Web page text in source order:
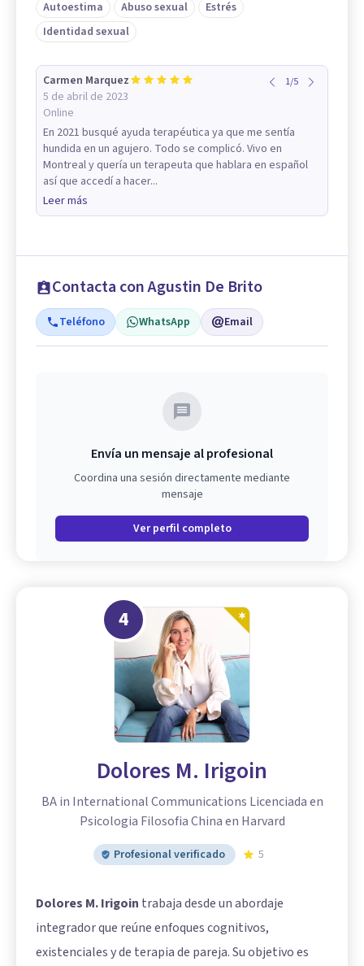
Autoestima
Abuso sexual
Estrés
Identidad sexual
Carmen Marquez
5 de abril de 2023
Online
1/5
En 2021 busqué ayuda terapéutica ya que me sentía
hundida en un agujero. Todo se complicó. Vivo en
Montreal y quería un terapeuta que hablara en español
así que accedí a hacer...
Leer más
Contacta con Agustin De Brito
Teléfono WhatsApp Email
Envía un mensaje al profesional
Coordina una sesión directamente mediante
mensaje
Ver perfil completo
4
Dolores M. Irigoin
BA in International Communications Licenciada en
Psicologia Filosofia China en Harvard
Profesional verificado 5
Dolores M. Irigoin trabaja desde un abordaje
integrador que reúne enfoques cognitivos,
existenciales y de terapia de pareja. Su objetivo es